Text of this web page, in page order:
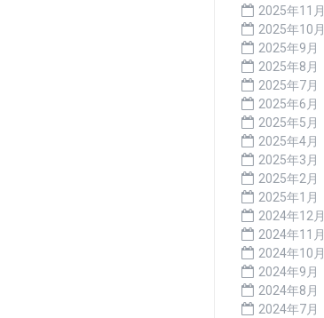
2025年11月
2025年10月
2025年9月
2025年8月
2025年7月
2025年6月
2025年5月
2025年4月
2025年3月
2025年2月
2025年1月
2024年12月
2024年11月
2024年10月
2024年9月
2024年8月
2024年7月